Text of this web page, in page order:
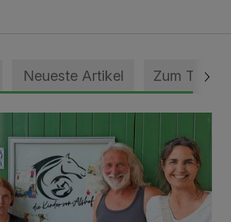
Neueste Artikel Zum Thema
für den Artenschutz gewürdigt